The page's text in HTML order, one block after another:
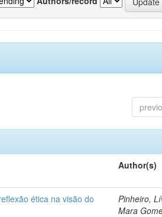
Author(s)
ética na visão do
Pinheiro,
Mara